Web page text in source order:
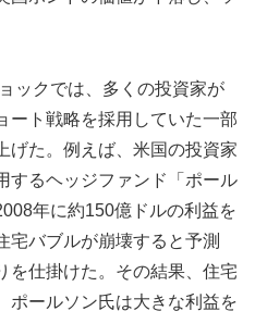
ックでは、多くの投資家が
ート戦略を採用していた一部
げた。例えば、米国の投資家
するヘッジファンド「ポール
年に約150億ドルの利益を
宅バブルが崩壊すると予測
を仕掛けた。その結果、住宅
ポールソン氏は大きな利益を